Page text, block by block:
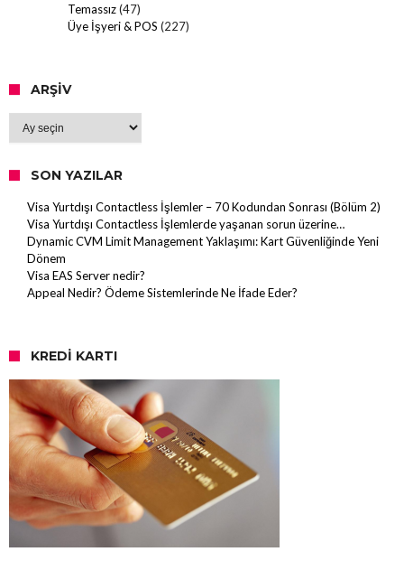
Temassız(47)
Üye İşyeri & POS (227)
ARŞIV
SON YAZILAR
Visa Yurtdışı Contactless İşlemler – 70 Kodundan Sonrası (Bölüm 2)
Visa Yurtdışı Contactless İşlemlerde yaşanan sorun üzerine…
Dynamic CVM Limit Management Yaklaşımı: Kart Güvenliğinde Yeni
Dönem
Visa EAS Server nedir?
Appeal Nedir? Ödeme Sistemlerinde Ne İfade Eder?
KREDI KARTI